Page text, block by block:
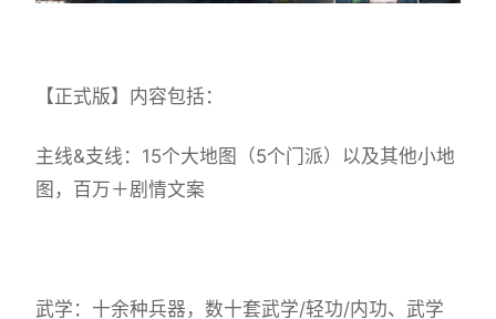
【正式版】内容包括：
主线&支线：15个大地图（5个门派）以及其他小地
图，百万＋剧情文案
武学：十余种兵器，数十套武学/轻功/内功、武学